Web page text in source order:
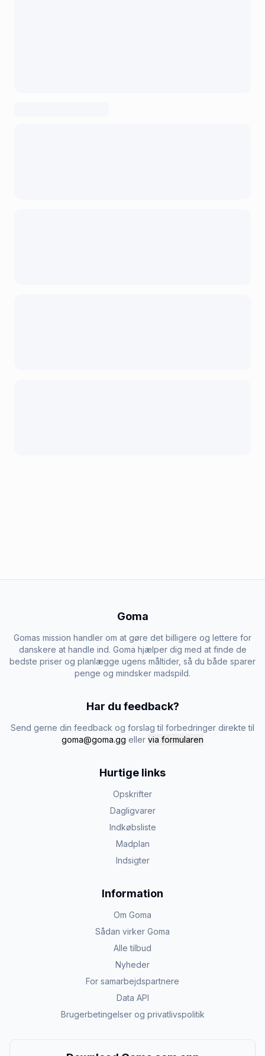
Goma
Gomas mission handler om at gøre det billigere og lettere for
danskere at handle ind. Goma hjælper dig med at finde de
bedste priser og planlægge ugens måltider, så du både sparer
penge og mindsker madspild.
Har du feedback?
Send gerne din feedback og forslag til forbedringer direkte til
goma@goma.gg eller via formularen
Hurtige links
Opskrifter
Dagligvarer
Indkøbsliste
Madplan
Indsigter
Information
Om Goma
Sådan virker Goma
Alle tilbud
Nyheder
For samarbejdspartnere
Data API
Brugerbetingelser og privatlivspolitik